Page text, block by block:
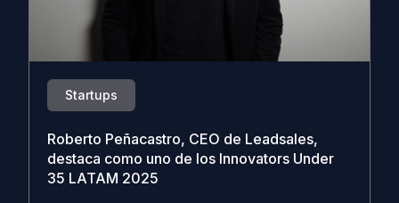
Startups
Roberto Peñacastro, CEO de Leadsales,
destaca como uno de los Innovators Under
35 LATAM 2025